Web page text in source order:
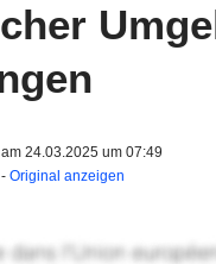
24.03.2025 um 07:49
Original anzeigen